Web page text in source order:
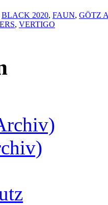
BLACK 2020, FAUN, GÖTZ
, VERTIGO